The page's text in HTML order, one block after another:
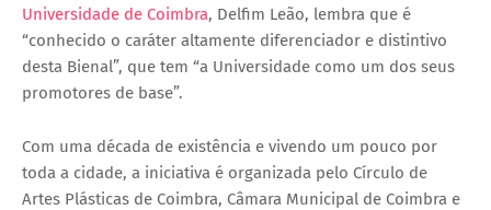
Universidade de Coimbra, Delfim Leão, lembra que é
“conhecido o caráter altamente diferenciador e distintivo
desta Bienal”, que tem “a Universidade como um dos seus
promotores de base”.
Com uma década de existência e vivendo um pouco por
toda a cidade, a iniciativa é organizada pelo Círculo de
Artes Plásticas de Coimbra, Câmara Municipal de Coimbra e